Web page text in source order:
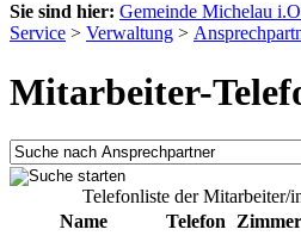
Sie sind hier: Gemeinde Michelau
Service > Verwaltung >
Mitarbeiter-
Telefonliste der Mitarbeiter/
Name
Telefon Zimmer